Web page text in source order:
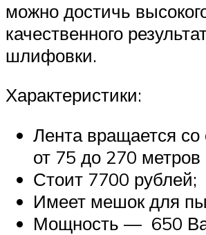
можно достичь
качественного
шлифовки.
Характеристики:
Лента вращается со
от 75 до 270 метров
Стоит 7700 рублей;
Имеет мешок для
Мощность — 650